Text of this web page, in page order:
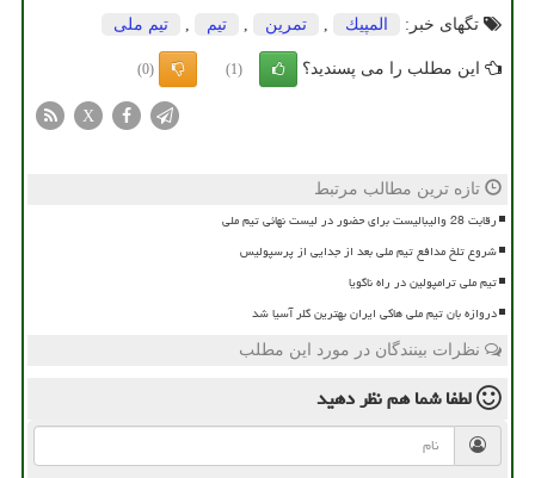
تگهای خبر:
المپیك تمرین تیم تیم ملی
این مطلب را می پسندید؟ (1)
(0)
X
تازه ترین مطالب مرتبط
رقابت 28 والیبالیست برای حضور در لیست نهائی تیم ملی
شروع تلخ مدافع تیم ملی بعد از جدایی از پرسپولیس
تیم ملی ترامپولین در راه ناگویا
دروازه بان تیم ملی هاکی ایران بهترین گلر آسیا شد
نظرات بینندگان در مورد این مطلب
لطفا شما همنظر دهید